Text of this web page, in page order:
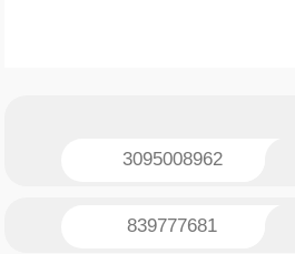
3095008962
839777681